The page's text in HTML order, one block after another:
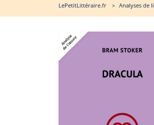
LePetitLittéraire.fr Analyses de